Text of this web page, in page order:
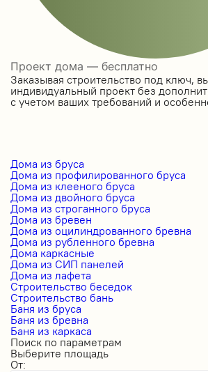
Проект дома — бесплатно
Заказывая строительство под ключ,
индивидуальный проект без
с учетом ваших требований и
Дома из бруса
Дома из профилированного бруса
Дома из клееного бруса
Дома из двойного бруса
Дома из строганного бруса
Дома из бревен
Дома из оцилиндрованного бревна
Дома из рубленного бревна
Дома каркасные
Дома из СИП панелей
Дома из лафета
Строительство беседок
Строительство бань
Баня из бруса
Баня из бревна
Баня из каркаса
Поиск по параметрам
Выберите площадь
От: